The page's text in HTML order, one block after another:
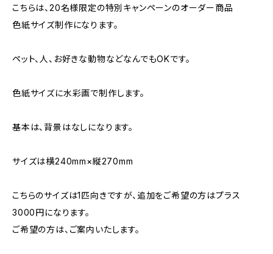
こちらは、20名様限定の特別キャンペーンのオーダー商品
色紙サイズ制作になります。
ペット、人、お好きな動物などなんでもOKです。
色紙サイズに水彩画で制作します。
基本は、背景はなしになります。
サイズは横240mm×縦270mm
こちらのサイズは1匹向きですが、追加をご希望の方はプラス
3000円になります。
ご希望の方は、ご案内いたします。